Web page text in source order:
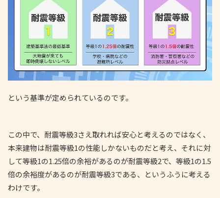
という基準が定められているのです。
この中で、耐震等級3さえ取れれば安心と考えるのではなく、
本来建物は耐震等級1の性能しかないものだと考え、それに対
して等級1の1.25倍の余裕があるのが耐震等級2で、等級1の1.5
倍の余裕度があるのが耐震等級3である、というふうに考える
わけです。